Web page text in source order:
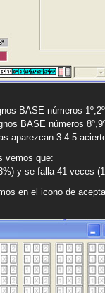
BASE números
BASE números
aparezcan 3-4-5
vemos que:
y se falla 41 veces
en el icono de